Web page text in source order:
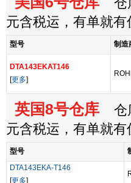
仓
元含税运，有单就
型号 制造
DTA143EKAT146
[更多]
英国8号仓库 仓
元含税运，有单就
型号
DTA143EKA-T146
[更多]